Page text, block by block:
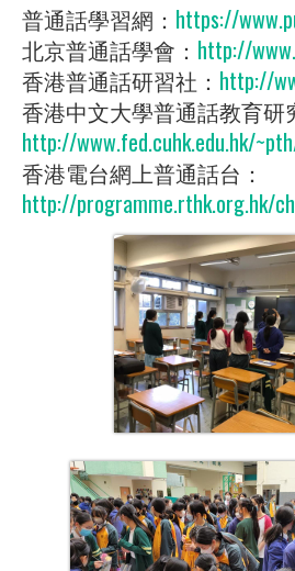
普通話學習網： https://
北京普通話學會： http://
香港普通話研習社： http://
香港中文大學普通話教育研
http://www.fed.cuhk.edu.hk/
香港電台網上普通話台：
http://programme.rthk.org.hk/